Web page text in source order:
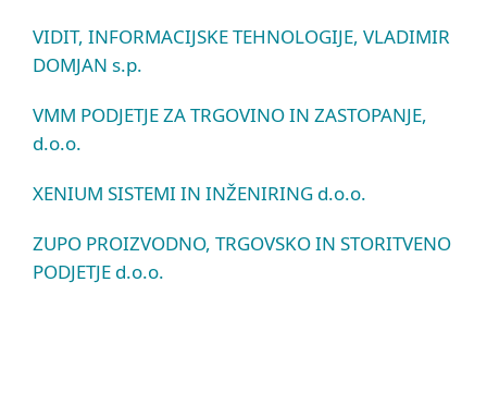
VIDIT, INFORMACIJSKE TEHNOLOGIJE, VLADIMIR
DOMJAN s.p.
VMM PODJETJE ZA TRGOVINO IN ZASTOPANJE,
d.o.o.
XENIUM SISTEMI IN INŽENIRING d.o.o.
ZUPO PROIZVODNO, TRGOVSKO IN STORITVENO
PODJETJE d.o.o.